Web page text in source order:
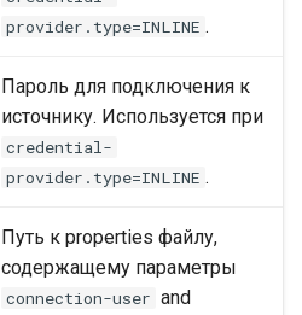
provider.type=INLINE .
Пароль для подключения к
источнику. Используется при
credential-
provider.type=INLINE .
Путь к properties файлу,
содержащему параметры
connection-user and